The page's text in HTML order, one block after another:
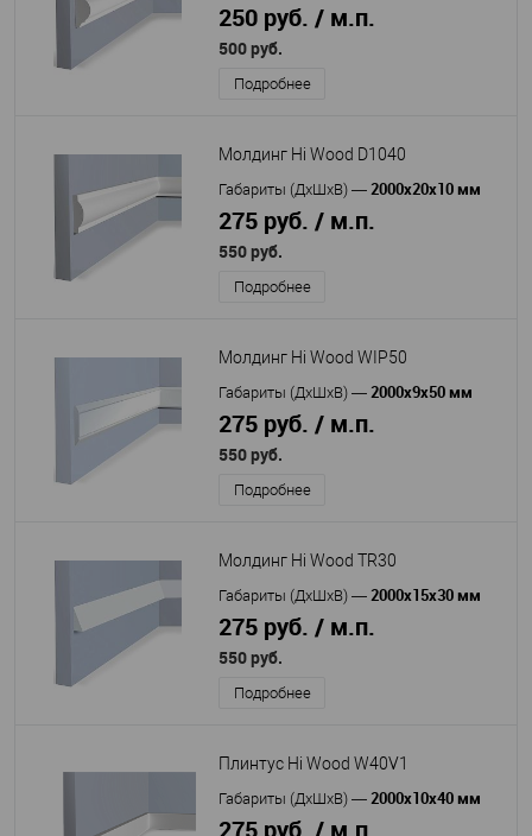
250 руб. / м.п.
500 руб.
Подробнее
Молдинг Hi Wood D1040
Габариты (ДхШхВ) — 2000х20х10 мм
275 руб. / м.п.
550 руб.
Подробнее
Молдинг Hi Wood WIP50
Габариты (ДхШхВ) — 2000х9х50 мм
275 руб. / м.п.
550 руб.
Подробнее
Молдинг Hi Wood TR30
Габариты (ДхШхВ) — 2000х15х30 мм
275 руб. / м.п.
550 руб.
Подробнее
Плинтус Hi Wood W40V1
Габариты (ДхШхВ) — 2000x10x40 мм
275 руб. / м.п.